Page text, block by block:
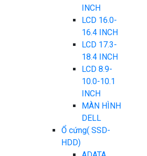
INCH
LCD 16.0-
16.4 INCH
LCD 17.3-
18.4 INCH
LCD 8.9-
10.0-10.1
INCH
MÀN HÌNH
DELL
Ổ cứng( SSD-
HDD)